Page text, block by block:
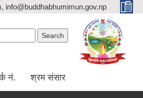
info@buddhabhumimun.gov.np
नं. श्रम संसार